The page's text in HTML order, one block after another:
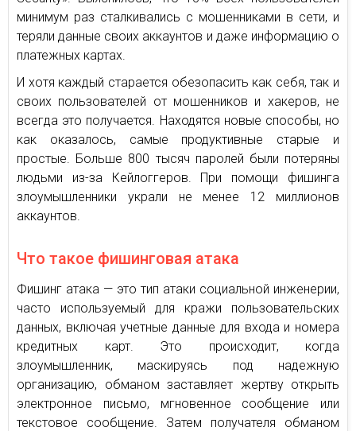
минимум раз сталкивались с мошенниками в сети, и
теряли данные своих аккаунтов и даже информацию о
платежных картах.
И хотя каждый старается обезопасить как себя, так и
своих пользователей от мошенников и хакеров, не
всегда это получается. Находятся новые способы, но
как оказалось, самые продуктивные старые и
простые. Больше 800 тысяч паролей были потеряны
людьми из-за Кейлоггеров. При помощи фишинга
злоумышленники украли не менее 12 миллионов
аккаунтов.
Что такое фишинговая атака
Фишинг атака — это тип атаки социальной инженерии,
часто используемый для кражи пользовательских
данных, включая учетные данные для входа и номера
кредитных карт. Это происходит, когда
злоумышленник, маскируясь под надежную
организацию, обманом заставляет жертву открыть
электронное письмо, мгновенное сообщение или
текстовое сообщение. Затем получателя обманом